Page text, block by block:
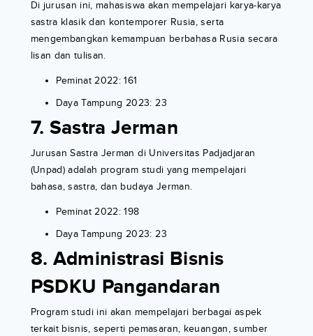
Di jurusan ini, mahasiswa akan mempelajari karya-karya
sastra klasik dan kontemporer Rusia, serta
mengembangkan kemampuan berbahasa Rusia secara
lisan dan tulisan.
Peminat 2022: 161
Daya Tampung 2023: 23
7. Sastra Jerman
Jurusan Sastra Jerman di Universitas Padjadjaran
(Unpad) adalah program studi yang mempelajari
bahasa, sastra, dan budaya Jerman.
Peminat 2022: 198
Daya Tampung 2023: 23
8. Administrasi Bisnis
PSDKU Pangandaran
Program studi ini akan mempelajari berbagai aspek
terkait bisnis, seperti pemasaran, keuangan, sumber